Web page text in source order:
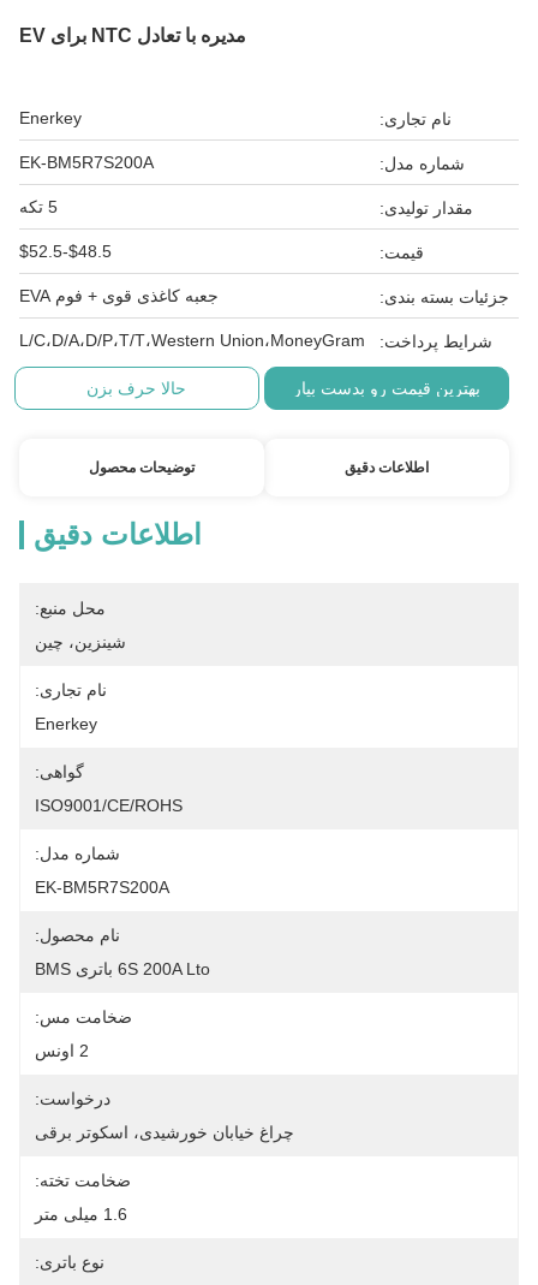
مدیره با تعادل NTC برای EV
نام تجاری: Enerkey
شماره مدل: EK-BM5R7S200A
مقدار تولیدی: 5 تکه
قیمت: $48.5-$52.5
جزئیات بسته بندی: جعبه کاغذی قوی + فوم EVA
شرایط پرداخت: L/C،D/A،D/P،T/T،Western Union،MoneyGram
بهترین قیمت رو بدست بیار حالا حرف بزن
اطلاعات دقیق توضیحات محصول
اطلاعات دقیق
محل منبع:
شينزين، چين
نام تجاری:
Enerkey
گواهی:
ISO9001/CE/ROHS
شماره مدل:
EK-BM5R7S200A
نام محصول:
6S 200A Lto باتری BMS
ضخامت مس:
2 اونس
درخواست:
چراغ خیابان خورشیدی، اسکوتر برقی
ضخامت تخته:
1.6 میلی متر
نوع باتری: